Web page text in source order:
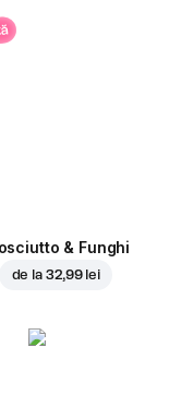
& Funghi
de la 32,99 lei